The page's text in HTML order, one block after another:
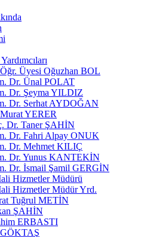
Üyesi Oğuzhan BOL
Dr. Ünal POLAT
Dr. Şeyma YILDIZ
Dr. Serhat AYDOĞAN
YERER
Dr. Taner ŞAHİN
Dr. Fahri Alpay ONUK
Dr. Mehmet KILIÇ
Dr. Yunus KANTEKİN
Dr. İsmail Şamil GERGİN
Hizmetler Müdürü
Hizmetler Müdür Yrd.
Tuğrul METİN
ŞAHİN
ERBASTI